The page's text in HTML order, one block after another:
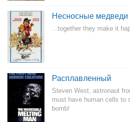
Несносные медведи
...together they make it
Расплавленный
Steven West, astronaut
must have human cells to
bomb!